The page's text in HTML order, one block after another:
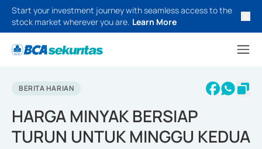
Start your investment journey with seamless access to the
stock market wherever you are. Learn More
BERITA HARIAN
HARGA MINYAK BERSIAP
TURUN UNTUK MINGGU KEDUA